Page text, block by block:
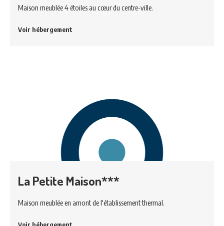
Maison meublée 4 étoiles au cœur du centre-ville.
Voir hébergement
La Petite Maison***
Maison meublée en amont de l'établissement thermal.